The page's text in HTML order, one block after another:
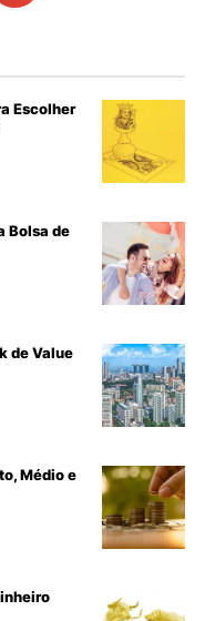
Escolher
Bolsa de
de Value
Médio e